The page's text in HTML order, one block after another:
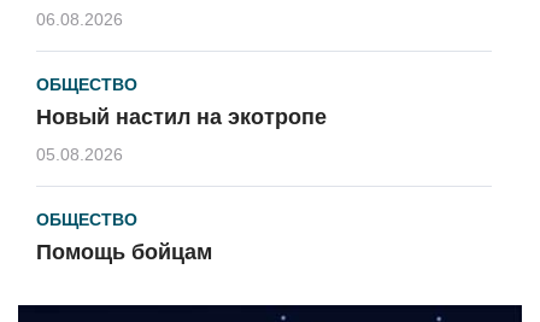
06.08.2026
ОБЩЕСТВО
Новый настил на экотропе
05.08.2026
ОБЩЕСТВО
Помощь бойцам